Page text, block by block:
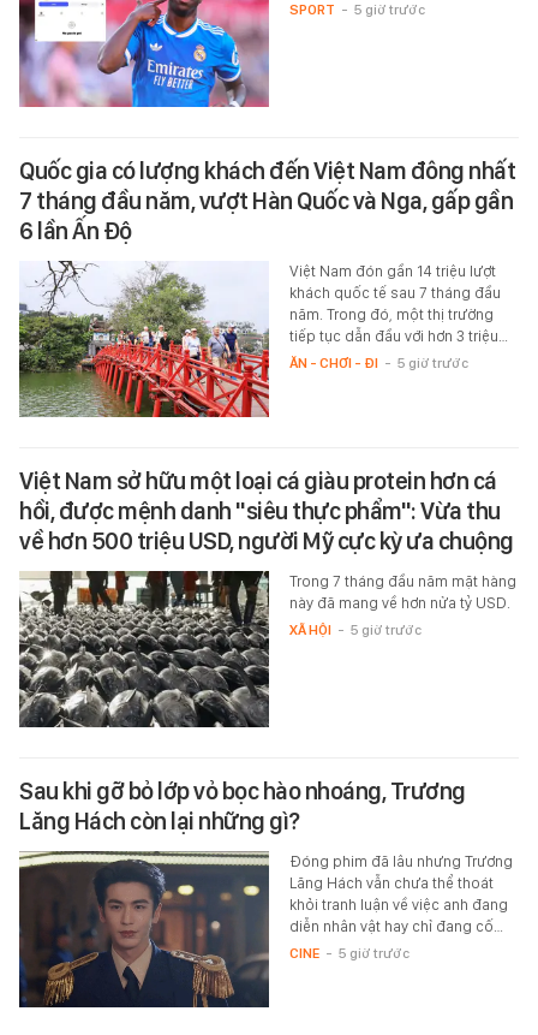
SPORT - 5 giờ trước
Quốc gia có lượng khách đến Việt Nam đông nhất
7 tháng đầu năm, vượt Hàn Quốc và Nga, gấp gần
6 lần Ấn Độ
Việt Nam đón gần 14 triệu lượt
khách quốc tế sau 7 tháng đầu
năm. Trong đó, một thị trường
tiếp tục dẫn đầu với hơn 3 triệu…
ĂN - CHƠI - ĐI - 5 giờ trước
Việt Nam sở hữu một loại cá giàu protein hơn cá
hồi, được mệnh danh "siêu thực phẩm": Vừa thu
về hơn 500 triệu USD, người Mỹ cực kỳ ưa chuộng
Trong 7 tháng đầu năm mặt hàng
này đã mang về hơn nửa tỷ USD.
XÃ HỘI - 5 giờ trước
Sau khi gỡ bỏ lớp vỏ bọc hào nhoáng, Trương
Lăng Hách còn lại những gì?
Đóng phim đã lâu nhưng Trương
Lăng Hách vẫn chưa thể thoát
khỏi tranh luận về việc anh đang
diễn nhân vật hay chỉ đang cố…
CINE - 5 giờ trước